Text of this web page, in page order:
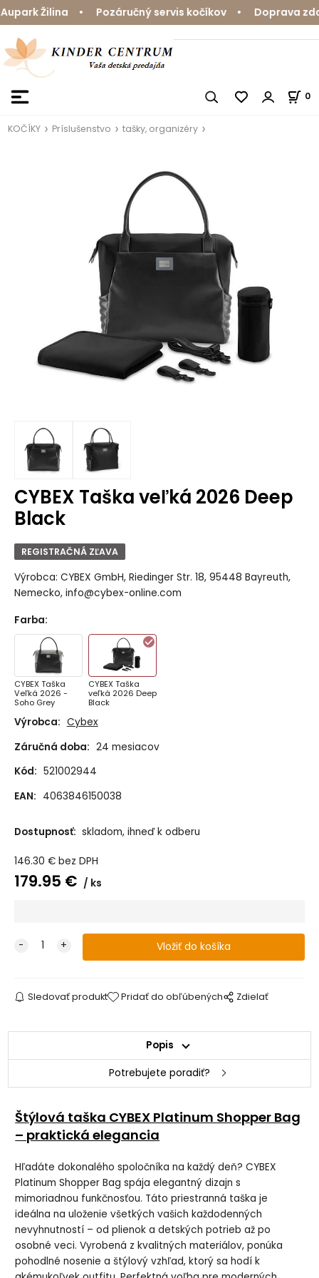
Žilina • Pozáručný servis kočíkov • Doprava
0
KOČÍKY Príslušenstvo tašky, organizéry
CYBEX Taška veľká 2026 Deep
Black
REGISTRAČNÁ ZĽAVA
Výrobca: CYBEX GmbH, Riedinger Str. 18, 95448 Bayreuth,
Nemecko, info@cybex-online.com
Farba:
CYBEX Taška
Veľká 2026 -
Soho Grey
CYBEX Taška
veľká 2026 Deep
Black
Výrobca: Cybex
Záručná doba: 24 mesiacov
Kód: 521002944
EAN: 4063846150038
Dostupnosť: skladom, ihneď k odberu
146.30 € bez DPH
179.95 € ks
Sledovať produkt Pridať do obľúbených Zdielať
Popis
Potrebujete poradiť?
Štýlová taška CYBEX Platinum Shopper Bag
– praktická elegancia
Hľadáte dokonalého spoločníka na každý deň? CYBEX
Platinum Shopper Bag spája elegantný dizajn s
mimoriadnou funkčnosťou. Táto priestranná taška je
ideálna na uloženie všetkých vašich každodenných
nevyhnutností – od plienok a detských potrieb až po
osobné veci. Vyrobená z kvalitných materiálov, ponúka
pohodlné nosenie a štýlový vzhľad, ktorý sa hodí k